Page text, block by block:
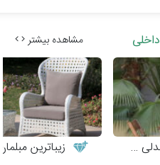
مشاهده بیشتر
زیباترین